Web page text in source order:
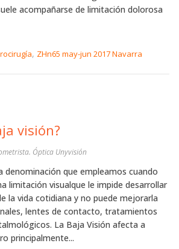
acompañarse de limitación dolorosa
, ZHn65 may-jun 2017 Navarra
es la baja visión?
Óptica Unyvisión
denominación que empleamos cuando
limitación visualque le impide desarrollar
la vida cotidiana y no puede mejorarla
lentes de contacto, tratamientos
La Baja Visión afecta a
principalmente...